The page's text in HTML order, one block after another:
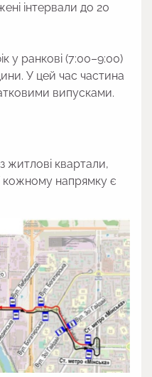
інтервали до 20
у ранкові (7:00–9:00)
У цей час частина
випусками.
житлові квартали,
кожному напрямку є